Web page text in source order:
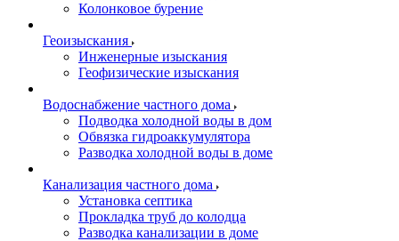
Колонковое бурение
Геоизыскания
Инженерные изыскания
Геофизические изыскания
Водоснабжение частного дома
Подводка холодной воды в дом
Обвязка гидроаккумулятора
Разводка холодной воды в доме
Канализация частного дома
Установка септика
Прокладка труб до колодца
Разводка канализации в доме